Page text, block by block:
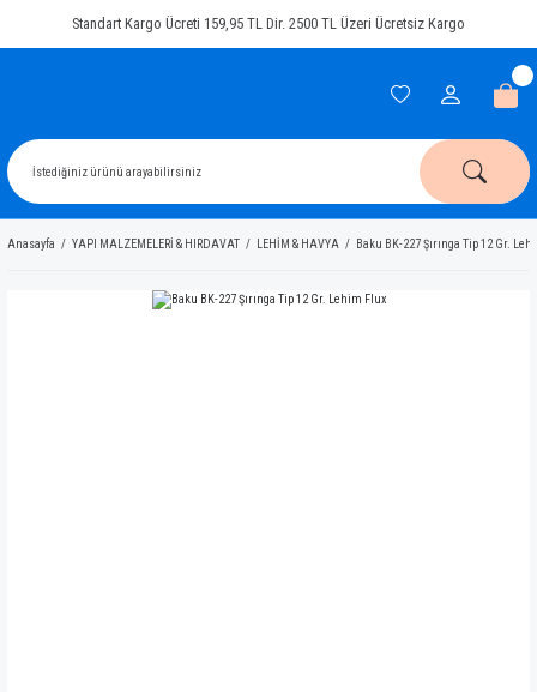
Standart Kargo Ücreti 159,95 TL Dir. 2500 TL Üzeri Ücretsiz Kargo
Anasayfa YAPI MALZEMELERİ & HIRDAVAT LEHİM & HAVYA Baku BK-227 Şırınga Tip 12 Gr.